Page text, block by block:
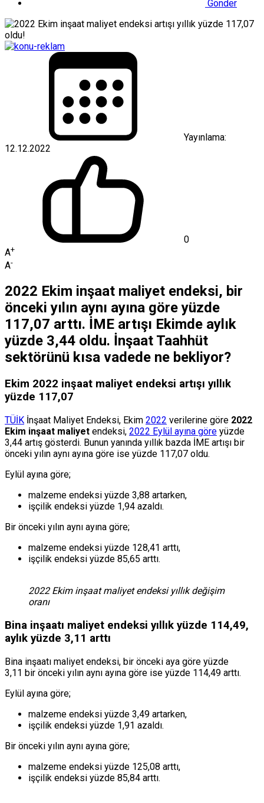
Gönder
Yayınlama:
12.12.2022
0
A+
A-
2022 Ekim inşaat maliyet endeksi, bir
önceki yılın aynı ayına göre yüzde
117,07 arttı. İME artışı Ekimde aylık
yüzde 3,44 oldu. İnşaat Taahhüt
sektörünü kısa vadede ne bekliyor?
Ekim 2022 inşaat maliyet endeksi artışı yıllık
yüzde 117,07
TÜİK İnşaat Maliyet Endeksi, Ekim 2022 verilerine göre 2022
Ekim inşaat maliyet endeksi, 2022 Eylül ayına göre yüzde
3,44 artış gösterdi. Bunun yanında yıllık bazda İME artışı bir
önceki yılın aynı ayına göre ise yüzde 117,07 oldu.
Eylül ayına göre;
malzeme endeksi yüzde 3,88 artarken,
işçilik endeksi yüzde 1,94 azaldı.
Bir önceki yılın aynı ayına göre;
malzeme endeksi yüzde 128,41 arttı,
işçilik endeksi yüzde 85,65 arttı.
2022 Ekim inşaat maliyet endeksi yıllık değişim
oranı
Bina inşaatı maliyet endeksi yıllık yüzde 114,49,
aylık yüzde 3,11 arttı
Bina inşaatı maliyet endeksi, bir önceki aya göre yüzde
3,11 bir önceki yılın aynı ayına göre ise yüzde 114,49 arttı.
Eylül ayına göre;
malzeme endeksi yüzde 3,49 artarken,
işçilik endeksi yüzde 1,91 azaldı.
Bir önceki yılın aynı ayına göre;
malzeme endeksi yüzde 125,08 arttı,
işçilik endeksi yüzde 85,84 arttı.